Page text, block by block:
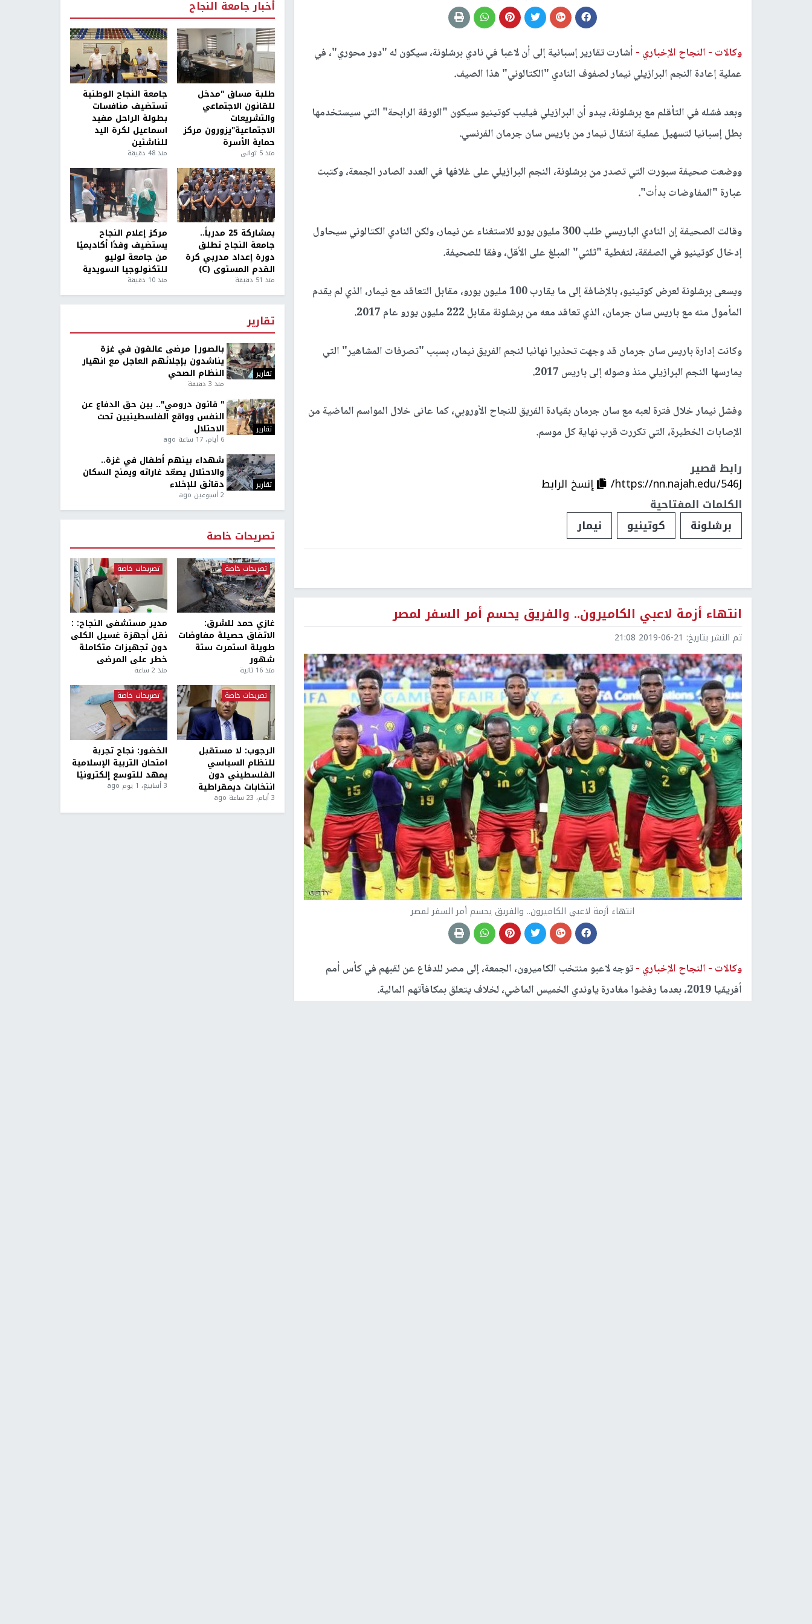
وكالات - النجاح الإخباري - أشارت تقارير إسبانية إلى أن لاعبا في نادي برشلونة، سيكون له "دور محوري"، في
عملية إعادة النجم البرازيلي نيمار لصفوف النادي "الكتالوني" هذا الصيف.
وبعد فشله في التأقلم مع برشلونة، يبدو أن البرازيلي فيليب كوتينيو سيكون "الورقة الرابحة" التي سيستخدمها
بطل إسبانيا لتسهيل عملية انتقال نيمار من باريس سان جرمان الفرنسي.
ووضعت صحيفة سبورت التي تصدر من برشلونة، النجم البرازيلي على غلافها في العدد الصادر الجمعة، وكتبت
عبارة "المفاوضات بدأت".
وقالت الصحيفة إن النادي الباريسي طلب 300 مليون يورو للاستغناء عن نيمار، ولكن النادي الكتالوني سيحاول
إدخال كوتينيو في الصفقة، لتغطية "ثلثي" المبلغ على الأقل، وفقا للصحيفة.
ويسعى برشلونة لعرض كوتينيو، بالإضافة إلى ما يقارب 100 مليون يورو، مقابل التعاقد مع نيمار، الذي لم يقدم
المأمول منه مع باريس سان جرمان، الذي تعاقد معه من برشلونة مقابل 222 مليون يورو عام 2017.
وكانت إدارة باريس سان جرمان قد وجهت تحذيرا نهائيا لنجم الفريق نيمار، بسبب "تصرفات المشاهير" التي
يمارسها النجم البرازيلي منذ وصوله إلى باريس 2017.
وفشل نيمار خلال فترة لعبه مع سان جرمان بقيادة الفريق للنجاح الأوروبي، كما عانى خلال المواسم الماضية من
الإصابات الخطيرة، التي تكررت قرب نهاية كل موسم.
رابط قصير
https://nn.najah.edu/546J/
إنسخ الرابط
الكلمات المفتاحية
برشلونة
كوتينيو نيمار
انتهاء أزمة لاعبي الكاميرون.. والفريق يحسم أمر السفر لمصر
تم النشر بتاريخ: 2019-06-21 21:08
انتهاء أزمة لاعبي الكاميرون.. والفريق يحسم أمر السفر لمصر
وكالات - النجاح الإخباري -توجه لاعبو منتخب الكاميرون، الجمعة، إلى مصر للدفاع عن لقبهم في كأس أمم
أفريقيا 2019، بعدما رفضوا مغادرة ياوندي الخميس الماضي، لخلاف يتعلق بمكافآتهم المالية.
أخبار جامعة النجاح
طلبة مساق "مدخل
للقانون الاجتماعي
والتشريعات
الاجتماعية"يزورون مركز
حماية الأسرة
منذ 5 ثواني
جامعة النجاح الوطنية
تستضيف منافسات
بطولة الراحل مفيد
اسماعيل لكرة اليد
للناشئين
منذ 48 دقيقة
بمشاركة 25 مدرباً..
جامعة النجاح تطلق
دورة إعداد مدربي كرة
القدم المستوى (C)
منذ 51 دقيقة
مركز إعلام النجاح
يستضيف وفدًا أكاديميًا
من جامعة لوليو
للتكنولوجيا السويدية
منذ 10 دقيقة
تقارير
تقارير
بالصور| مرضى عالقون في غزة
يناشدون بإجلائهم العاجل مع انهيار
النظام الصحي
منذ 3 دقيقة
تقارير
" قانون درومي".. بين حق الدفاع عن
النفس وواقع الفلسطينيين تحت
الاحتلال
6 أيام، 17 ساعة ago
تقارير
شهداء بينهم أطفال في غزة..
والاحتلال يصعّد غاراته ويمنح السكان
دقائق للإخلاء
2 أسبوعين ago
تصريحات خاصة
تصريحات خاصة
غازي حمد للشرق:
الاتفاق حصيلة مفاوضات
طويلة استمرت ستة
شهور
منذ 16 ثانية
تصريحات خاصة
مدير مستشفى النجاح: :
نقل أجهزة غسيل الكلى
دون تجهيزات متكاملة
خطر على المرضى
منذ 2 ساعة
تصريحات خاصة
الرجوب: لا مستقبل
للنظام السياسي
الفلسطيني دون
انتخابات ديمقراطية
3 أيام، 23 ساعة ago
تصريحات خاصة
الخضور: نجاح تجربة
امتحان التربية الإسلامية
يمهد للتوسع إلكترونيًا
3 أسابيع، 1 يوم ago